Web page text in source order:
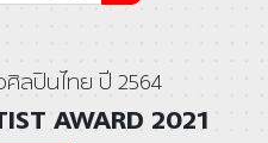
ลปินไทย ปี 2564
AWARD 2021